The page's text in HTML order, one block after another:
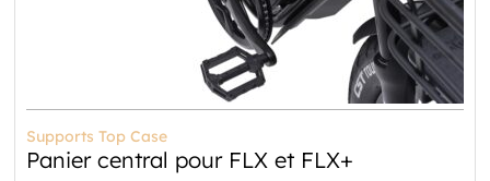
Supports Top Case
Panier central pour FLX et FLX+